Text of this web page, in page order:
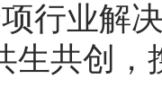
行业解
生共创